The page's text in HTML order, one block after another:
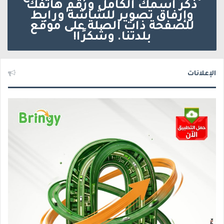
ذكر اسمك الكامل ورقم هاتفك
وإرفاق تصوير للشاشة ورابط
للصفحة ذات الصلة على موقع
بلدتنا. وشكرًا!
الإعلانات